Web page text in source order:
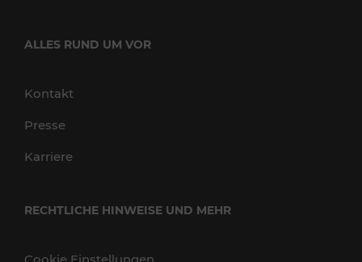
ALLES RUND UM VOR
Kontakt
Presse
Karriere
RECHTLICHE HINWEISE UND MEHR